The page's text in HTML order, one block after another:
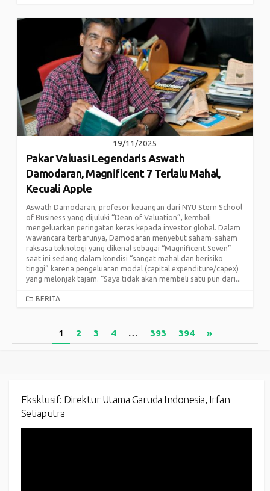
19/11/2025
Pakar Valuasi Legendaris Aswath
Damodaran, Magnificent 7 Terlalu Mahal,
Kecuali Apple
Aswath Damodaran, profesor keuangan dari NYU Stern School
of Business yang dijuluki “Dean of Valuation”, kembali
mengeluarkan peringatan keras kepada investor global. Dalam
wawancara terbarunya, Damodaran menyebut saham-saham
raksasa teknologi yang dikenal sebagai “Magnificent Seven”
saat ini sedang dalam kondisi “sangat mahal dan berisiko
tinggi” karena pengeluaran modal (capital expenditure/capex)
yang melonjak tajam. “Saya tidak akan membeli satu pun dari...
CATEGORIES
BERITA
1 2 3 4 … 393 394 »
Eksklusif: Direktur Utama Garuda Indonesia, Irfan
Setiaputra